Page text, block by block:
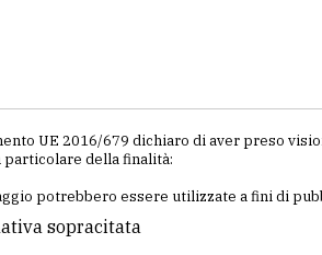
UE 2016/679 dichiaro di aver preso
particolare della finalità:
potrebbero essere utilizzate a fini di
sopracitata